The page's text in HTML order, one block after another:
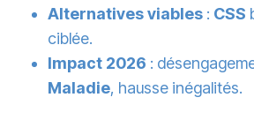
Alternatives viables : CSS
ciblée.
Impact 2026 :
Maladie, hausse inégalités.